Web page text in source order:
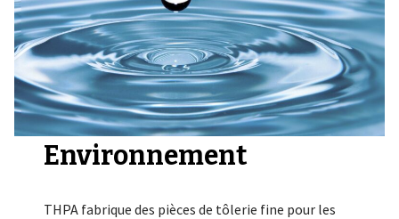
Environnement
THPA fabrique des pièces de tôlerie fine pour les